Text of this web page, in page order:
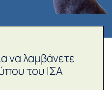
να λαμβάνετε
του ΙΣΑ